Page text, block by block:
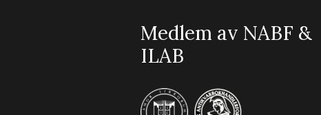
Medlem av NABF &
ILAB